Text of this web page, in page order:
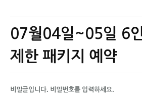
07월04일~05일 6
제한 패키지 예약
비밀글입니다. 비밀번호를 입력하세요.